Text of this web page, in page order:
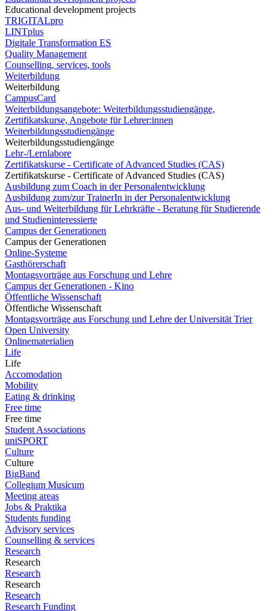
Educational development projects
TRIGITALpro
LINTplus
Digitale Transformation ES
Quality Management
Counselling, services, tools
Weiterbildung
Weiterbildung
CampusCard
Weiterbildungsangebote: Weiterbildungsstudiengänge,
Zertifikatskurse, Angebote für Lehrer:innen
Weiterbildungsstudiengänge
Weiterbildungsstudiengänge
Lehr-/Lernlabore
Zertifikatskurse - Certificate of Advanced Studies (CAS)
Zertifikatskurse - Certificate of Advanced Studies (CAS)
Ausbildung zum Coach in der Personalentwicklung
Ausbildung zum/zur TrainerIn in der Personalentwicklung
Aus- und Weiterbildung für Lehrkräfte - Beratung für Studierende
und Studieninteressierte
Campus der Generationen
Campus der Generationen
Online-Systeme
Gasthörerschaft
Montagsvorträge aus Forschung und Lehre
Campus der Generationen - Kino
Öffentliche Wissenschaft
Öffentliche Wissenschaft
Montagsvorträge aus Forschung und Lehre der Universität Trier
Open University
Onlinematerialien
Life
Life
Accomodation
Mobility
Eating & drinking
Free time
Free time
Student Associations
uniSPORT
Culture
Culture
BigBand
Collegium Musicum
Meeting areas
Jobs & Praktika
Students funding
Advisory services
Counselling & services
Research
Research
Research
Research
Research
Research Funding